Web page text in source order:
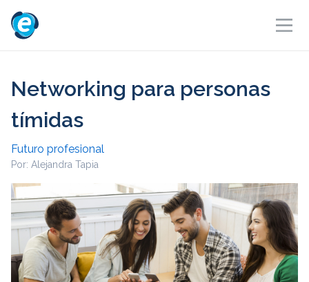
Networking para personas
tímidas
Futuro profesional
Por: Alejandra Tapia